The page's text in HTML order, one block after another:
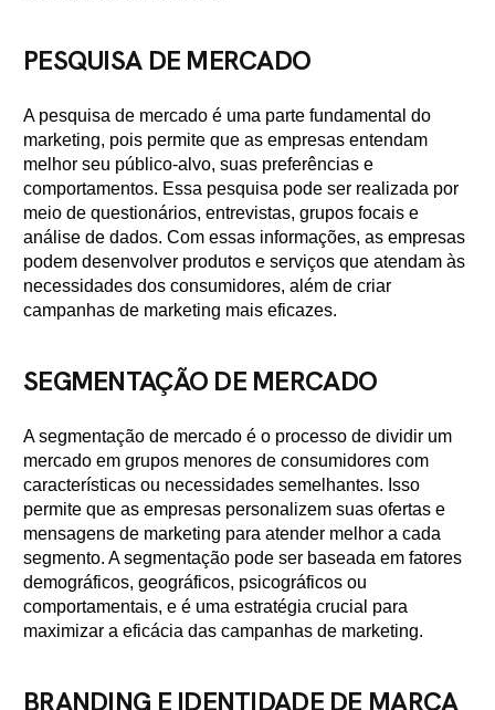
PESQUISA DE MERCADO
A pesquisa de mercado é uma parte fundamental do
marketing, pois permite que as empresas entendam
melhor seu público-alvo, suas preferências e
comportamentos. Essa pesquisa pode ser realizada por
meio de questionários, entrevistas, grupos focais e
análise de dados. Com essas informações, as empresas
podem desenvolver produtos e serviços que atendam às
necessidades dos consumidores, além de criar
campanhas de marketing mais eficazes.
SEGMENTAÇÃO DE MERCADO
A segmentação de mercado é o processo de dividir um
mercado em grupos menores de consumidores com
características ou necessidades semelhantes. Isso
permite que as empresas personalizem suas ofertas e
mensagens de marketing para atender melhor a cada
segmento. A segmentação pode ser baseada em fatores
demográficos, geográficos, psicográficos ou
comportamentais, e é uma estratégia crucial para
maximizar a eficácia das campanhas de marketing.
BRANDING E IDENTIDADE DE MARCA